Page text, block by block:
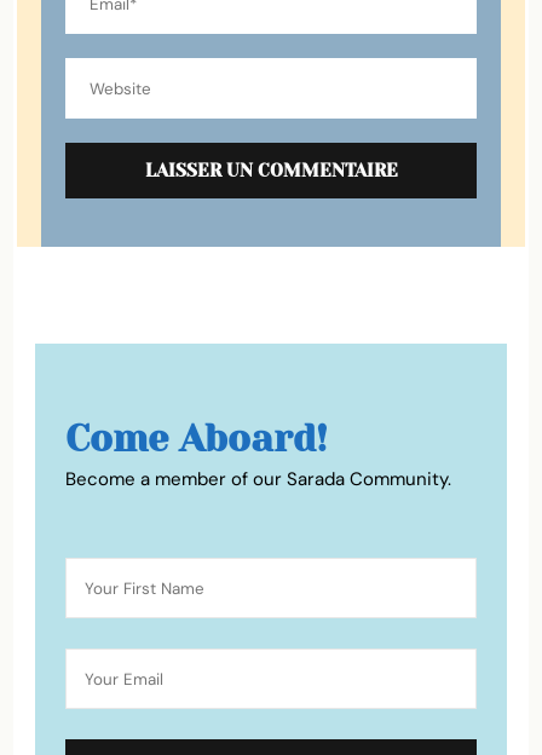
Come Aboard!
Become a member of our Sarada Community.